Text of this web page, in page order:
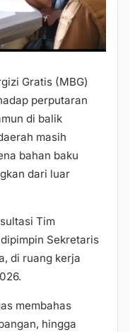
Gratis (MBG)
perputaran
di balik
masih
bahan baku
dari luar
Tim
Sekretaris
di ruang kerja
membahas
hingga